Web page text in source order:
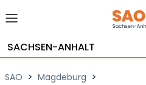
SACHSEN-ANHALT
SAO > Magdeburg >